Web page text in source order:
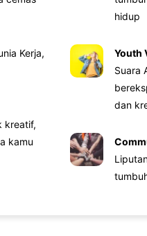
Kerja,
kreatif,
kamu
hidup
Youth
Suara
dan